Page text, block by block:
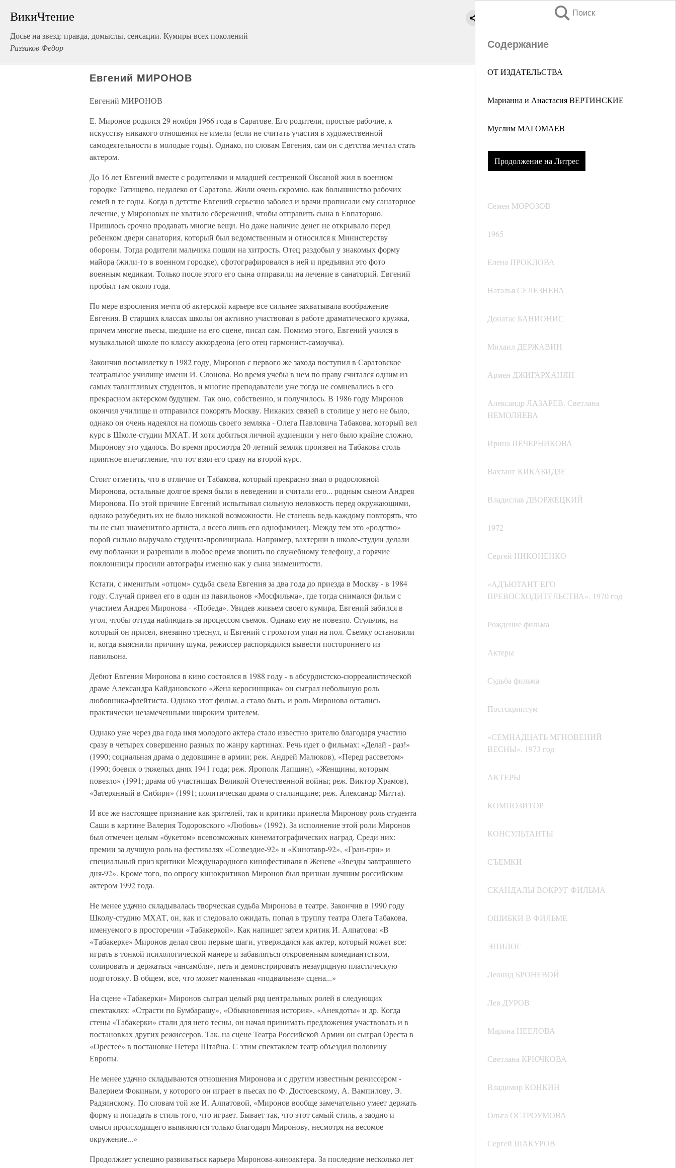
ВикиЧтение
Досье на звезд: правда, домыслы, сенсации. Кумиры всех поколений
Раззаков Федор
Поиск
Содержание
ОТ ИЗДАТЕЛЬСТВА
Марианна и Анастасия ВЕРТИНСКИЕ
Муслим МАГОМАЕВ
Продолжение на Литрес
Семен МОРОЗОВ
1965
Елена ПРОКЛОВА
Наталья СЕЛЕЗНЕВА
Донатас БАНИОНИС
Михаил ДЕРЖАВИН
Армен ДЖИГАРХАНЯН
Александр ЛАЗАРЕВ. Светлана
НЕМОЛЯЕВА
Ирина ПЕЧЕРНИКОВА
Вахтанг КИКАБИДЗЕ
Владислав ДВОРЖЕЦКИЙ
1972
Сергей НИКОНЕНКО
«АДЪЮТАНТ ЕГО
ПРЕВОСХОДИТЕЛЬСТВА». 1970 год
Рождение фильма
Актеры
Судьба фильма
Постскриптум
«СЕМНАДЦАТЬ МГНОВЕНИЙ
ВЕСНЫ». 1973 год
АКТЕРЫ
КОМПОЗИТОР
КОНСУЛЬТАНТЫ
СЪЕМКИ
СКАНДАЛЫ ВОКРУГ ФИЛЬМА
ОШИБКИ В ФИЛЬМЕ
ЭПИЛОГ
Леонид БРОНЕВОЙ
Лев ДУРОВ
Марина НЕЕЛОВА
Светлана КРЮЧКОВА
Владимир КОНКИН
Ольга ОСТРОУМОВА
Сергей ШАКУРОВ
Евгений МИРОНОВ
Евгений МИРОНОВ
Е. Миронов родился 29 ноября 1966 года в Саратове. Его родители, простые рабочие, к
искусству никакого отношения не имели (если не считать участия в художественной
самодеятельности в молодые годы). Однако, по словам Евгения, сам он с детства мечтал стать
актером.
До 16 лет Евгений вместе с родителями и младшей сестренкой Оксаной жил в военном
городке Татищево, недалеко от Саратова. Жили очень скромно, как большинство рабочих
семей в те годы. Когда в детстве Евгений серьезно заболел и врачи прописали ему санаторное
лечение, у Мироновых не хватило сбережений, чтобы отправить сына в Евпаторию.
Пришлось срочно продавать многие вещи. Но даже наличие денег не открывало перед
ребенком двери санатория, который был ведомственным и относился к Министерству
обороны. Тогда родители мальчика пошли на хитрость. Отец раздобыл у знакомых форму
майора (жили-то в военном городке), сфотографировался в ней и предъявил это фото
военным медикам. Только после этого его сына отправили на лечение в санаторий. Евгений
пробыл там около года.
По мере взросления мечта об актерской карьере все сильнее захватывала воображение
Евгения. В старших классах школы он активно участвовал в работе драматического кружка,
причем многие пьесы, шедшие на его сцене, писал сам. Помимо этого, Евгений учился в
музыкальной школе по классу аккордеона (его отец гармонист-самоучка).
Закончив восьмилетку в 1982 году, Миронов с первого же захода поступил в Саратовское
театральное училище имени И. Слонова. Во время учебы в нем по праву считался одним из
самых талантливых студентов, и многие преподаватели уже тогда не сомневались в его
прекрасном актерском будущем. Так оно, собственно, и получилось. В 1986 году Миронов
окончил училище и отправился покорять Москву. Никаких связей в столице у него не было,
однако он очень надеялся на помощь своего земляка - Олега Павловича Табакова, который вел
курс в Школе-студии МХАТ. И хотя добиться личной аудиенции у него было крайне сложно,
Миронову это удалось. Во время просмотра 20-летний земляк произвел на Табакова столь
приятное впечатление, что тот взял его сразу на второй курс.
Стоит отметить, что в отличие от Табакова, который прекрасно знал о родословной
Миронова, остальные долгое время были в неведении и считали его... родным сыном Андрея
Миронова. По этой причине Евгений испытывал сильную неловкость перед окружающими,
однако разубедить их не было никакой возможности. Не станешь ведь каждому повторять, что
ты не сын знаменитого артиста, а всего лишь его однофамилец. Между тем это «родство»
порой сильно выручало студента-провинциала. Например, вахтерши в школе-студии делали
ему поблажки и разрешали в любое время звонить по служебному телефону, а горячие
поклонницы просили автографы именно как у сына знаменитости.
Кстати, с именитым «отцом» судьба свела Евгения за два года до приезда в Москву - в 1984
году. Случай привел его в один из павильонов «Мосфильма», где тогда снимался фильм с
участием Андрея Миронова - «Победа». Увидев живьем своего кумира, Евгений забился в
угол, чтобы оттуда наблюдать за процессом съемок. Однако ему не повезло. Стульчик, на
который он присел, внезапно треснул, и Евгений с грохотом упал на пол. Съемку остановили
и, когда выяснили причину шума, режиссер распорядился вывести постороннего из
павильона.
Дебют Евгения Миронова в кино состоялся в 1988 году - в абсурдистско-сюрреалистической
драме Александра Кайдановского «Жена керосинщика» он сыграл небольшую роль
любовника-флейтиста. Однако этот фильм, а стало быть, и роль Миронова остались
практически незамеченными широким зрителем.
Однако уже через два года имя молодого актера стало известно зрителю благодаря участию
сразу в четырех совершенно разных по жанру картинах. Речь идет о фильмах: «Делай - раз!»
(1990; социальная драма о дедовщине в армии; реж. Андрей Малюков), «Перед рассветом»
(1990; боевик о тяжелых днях 1941 года; реж. Ярополк Лапшин), «Женщины, которым
повезло» (1991; драма об участницах Великой Отечественной войны; реж. Виктор Храмов),
«Затерянный в Сибири» (1991; политическая драма о сталинщине; реж. Александр Митта).
И все же настоящее признание как зрителей, так и критики принесла Миронову роль студента
Саши в картине Валерия Тодоровского «Любовь» (1992). За исполнение этой роли Миронов
был отмечен целым «букетом» всевозможных кинематографических наград. Среди них:
премии за лучшую роль на фестивалях «Созвездие-92» и «Кинотавр-92», «Гран-при» и
специальный приз критики Международного кинофестиваля в Женеве «Звезды завтрашнего
дня-92». Кроме того, по опросу кинокритиков Миронов был признан лучшим российским
актером 1992 года.
Не менее удачно складывалась творческая судьба Миронова в театре. Закончив в 1990 году
Школу-студию МХАТ, он, как и следовало ожидать, попал в труппу театра Олега Табакова,
именуемого в просторечии «Табакеркой». Как напишет затем критик И. Алпатова: «В
«Табакерке» Миронов делал свои первые шаги, утверждался как актер, который может все:
играть в тонкой психологической манере и забавляться откровенным комедиантством,
солировать и держаться «ансамбля», петь и демонстрировать незаурядную пластическую
подготовку. В общем, все, что может маленькая «подвальная» сцена...»
На сцене «Табакерки» Миронов сыграл целый ряд центральных ролей в следующих
спектаклях: «Страсти по Бумбарашу», «Обыкновенная история», «Анекдоты» и др. Когда
стены «Табакерки» стали для него тесны, он начал принимать предложения участвовать и в
постановках других режиссеров. Так, на сцене Театра Российской Армии он сыграл Ореста в
«Орестее» в постановке Петера Штайна. С этим спектаклем театр объездил половину
Европы.
Не менее удачно складываются отношения Миронова и с другим известным режиссером -
Валерием Фокиным, у которого он играет в пьесах по Ф. Достоевскому, А. Вампилову, Э.
Радзинскому. По словам той же И. Алпатовой, «Миронов вообще замечательно умеет держать
форму и попадать в стиль того, что играет. Бывает так, что этот самый стиль, а заодно и
смысл происходящего выявляются только благодаря Миронову, несмотря на весомое
окружение...»
Продолжает успешно развиваться карьера Миронова-киноактера. За последние несколько лет